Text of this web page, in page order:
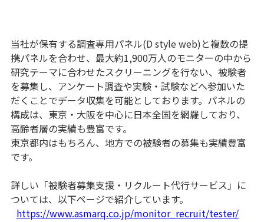
当社が保有する調査専用パネル(D style web)と複数の提
携パネルを合わせ、最大約1,900万人のモニターの中から
研究テーマに合わせたスクリーニングを行ない、被験者
を募集し、アンケート調査や実験・試験などへ参加いた
だくことでデータ収集を可能としております。パネルの
構成は、東京・大阪を中心に日本全国を網羅しており、
高齢者層の実績も豊富です。
東京都内はもちろん、地方での被験者の募集も実績豊富
です。
詳しい「被験者募集支援・リクルート代行サービス」に
ついては、以下ページで紹介しています。
https://www.asmarq.co.jp/monitor_recruit/tester/